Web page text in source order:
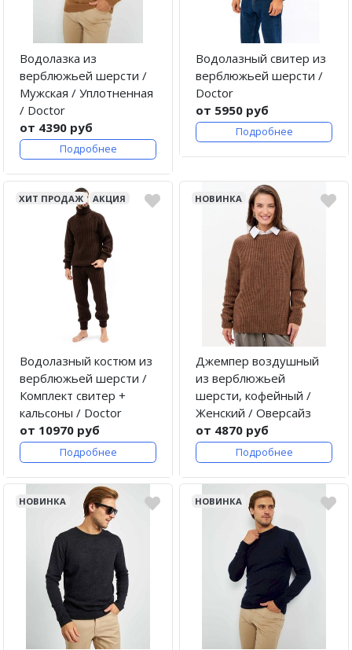
Водолазка из
верблюжьей шерсти /
Мужская / Уплотненная
/ Doctor
от 4390 руб
Подробнее
Водолазный свитер из
верблюжьей шерсти /
Doctor
от 5950 руб
Подробнее
ХИТ ПРОДАЖ АКЦИЯ
Водолазный костюм из
верблюжьей шерсти /
Комплект свитер +
кальсоны / Doctor
от 10970 руб
Подробнее
НОВИНКА
Джемпер воздушный
из верблюжьей
шерсти, кофейный /
Женский / Оверсайз
от 4870 руб
Подробнее
НОВИНКА НОВИНКА